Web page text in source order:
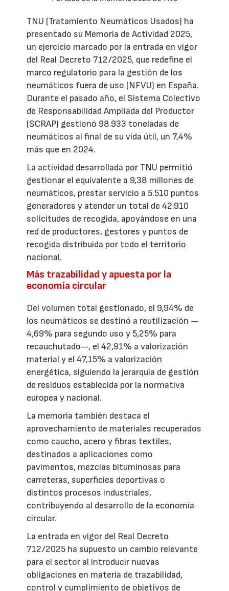
TNU (Tratamiento Neumáticos Usados) ha
presentado su Memoria de Actividad 2025,
un ejercicio marcado por la entrada en vigor
del Real Decreto 712/2025, que redefine el
marco regulatorio para la gestión de los
neumáticos fuera de uso (NFVU) en España.
Durante el pasado año, el Sistema Colectivo
de Responsabilidad Ampliada del Productor
(SCRAP) gestionó 98.933 toneladas de
neumáticos al final de su vida útil, un 7,4%
más que en 2024.
La actividad desarrollada por TNU permitió
gestionar el equivalente a 9,38 millones de
neumáticos, prestar servicio a 5.510 puntos
generadores y atender un total de 42.910
solicitudes de recogida, apoyándose en una
red de productores, gestores y puntos de
recogida distribuida por todo el territorio
nacional.
Más trazabilidad y apuesta por la
economía circular
Del volumen total gestionado, el 9,94% de
los neumáticos se destinó a reutilización —
4,69% para segundo uso y 5,25% para
recauchutado—, el 42,91% a valorización
material y el 47,15% a valorización
energética, siguiendo la jerarquía de gestión
de residuos establecida por la normativa
europea y nacional.
La memoria también destaca el
aprovechamiento de materiales recuperados
como caucho, acero y fibras textiles,
destinados a aplicaciones como
pavimentos, mezclas bituminosas para
carreteras, superficies deportivas o
distintos procesos industriales,
contribuyendo al desarrollo de la economía
circular.
La entrada en vigor del Real Decreto
712/2025 ha supuesto un cambio relevante
para el sector al introducir nuevas
obligaciones en materia de trazabilidad,
control y cumplimiento de objetivos de